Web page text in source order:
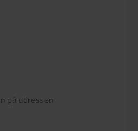
på adressen